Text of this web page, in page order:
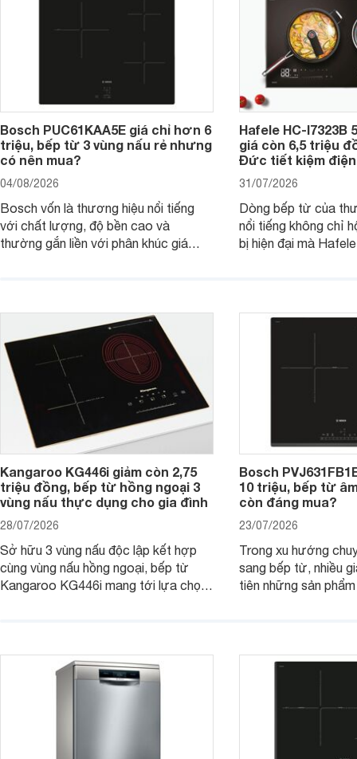
Bosch PUC61KAA5E giá chỉ hơn 6
triệu, bếp từ 3 vùng nấu rẻ nhưng
có nên mua?
04/08/2026
Bosch vốn là thương hiệu nổi tiếng
với chất lượng, độ bền cao và
thường gắn liền với phân khúc giá
đơn vị phân phối với mức giá khá dễ
tiếp cận, thu hút sự quan tâm của
nhiều người tiêu dùng.
Hafele HC-I7323B
giá còn 6,5 triệu
Đức tiết kiệm
31/07/2026
Dòng bếp từ của
nổi tiếng không chỉ
bị hiện đại mà
gia đình.
Kangaroo KG446i giảm còn 2,75
triệu đồng, bếp từ hồng ngoại 3
vùng nấu thực dụng cho gia đình
28/07/2026
Sở hữu 3 vùng nấu độc lập kết hợp
cùng vùng nấu hồng ngoại, bếp từ
Kangaroo KG446i mang tới lựa chọn
nhiều cửa hàng, đại lý.
Bosch
10 triệu, bếp từ
còn đáng mua?
23/07/2026
Trong xu hướng
sang bếp từ, nhiều
tiên những sản
mẫu bếp đáp ứng